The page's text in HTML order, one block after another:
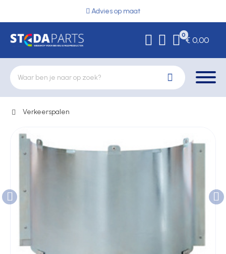
Advies op maat
0
€ 0,00
Deurbeslag
Elektrische vergrendeling
Hekwerkonderdelen
Kluizen
Verkeerspalen